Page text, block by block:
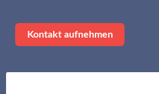
Kontakt aufnehmen